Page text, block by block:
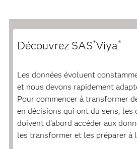
Découvrez SAS®Viya®
Les données évoluent
et nous devons rapidement
Pour commencer à transformer
en décisions qui ont du sens, les
doivent d'abord accéder aux
les transformer et les préparer à